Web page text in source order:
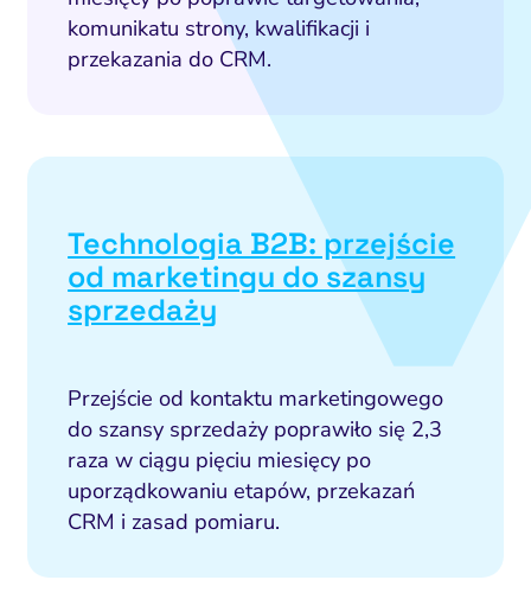
komunikatu strony, kwalifikacji i
przekazania do CRM.
Technologia B2B: przejście
od marketingu do szansy
sprzedaży
Przejście od kontaktu marketingowego
do szansy sprzedaży poprawiło się 2,3
raza w ciągu pięciu miesięcy po
uporządkowaniu etapów, przekazań
CRM i zasad pomiaru.